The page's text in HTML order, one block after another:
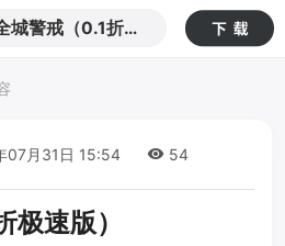
城警戒（0.1折极
07月31日 15:54 54
极速版）